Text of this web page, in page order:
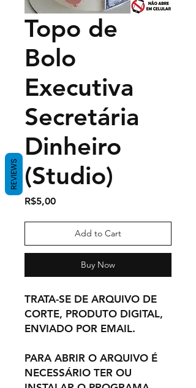
Topo de
Bolo
Executiva
Secretária
Dinheiro
(Studio)
R$5,00Price
Add to Cart
Buy Now
TRATA-SE DE ARQUIVO DE
CORTE, PRODUTO DIGITAL,
ENVIADO POR EMAIL.
PARA ABRIR O ARQUIVO É
NECESSÁRIO TER OU
REVIEWS